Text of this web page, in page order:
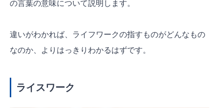
の言葉の意味について説明します。
違いがわかれば、ライフワークの指すものがどんなもの
なのか、よりはっきりわかるはずです。
ライスワーク